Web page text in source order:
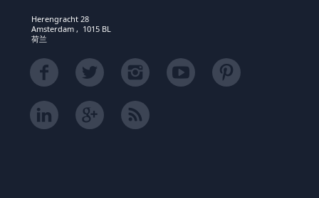
Herengracht 28
Amsterdam , 1015 BL
荷兰